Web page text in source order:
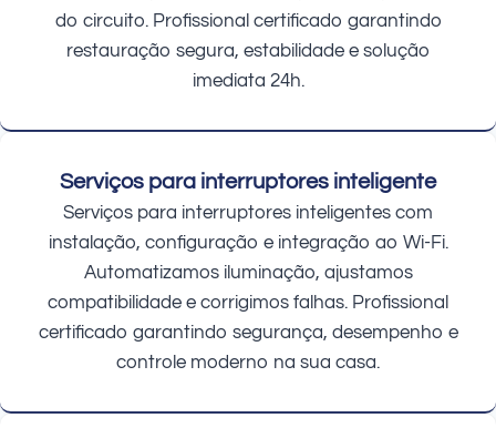
do circuito. Profissional certificado garantindo
restauração segura, estabilidade e solução
imediata 24h.
Serviços para interruptores inteligente
Serviços para interruptores inteligentes com
instalação, configuração e integração ao Wi-Fi.
Automatizamos iluminação, ajustamos
compatibilidade e corrigimos falhas. Profissional
certificado garantindo segurança, desempenho e
controle moderno na sua casa.